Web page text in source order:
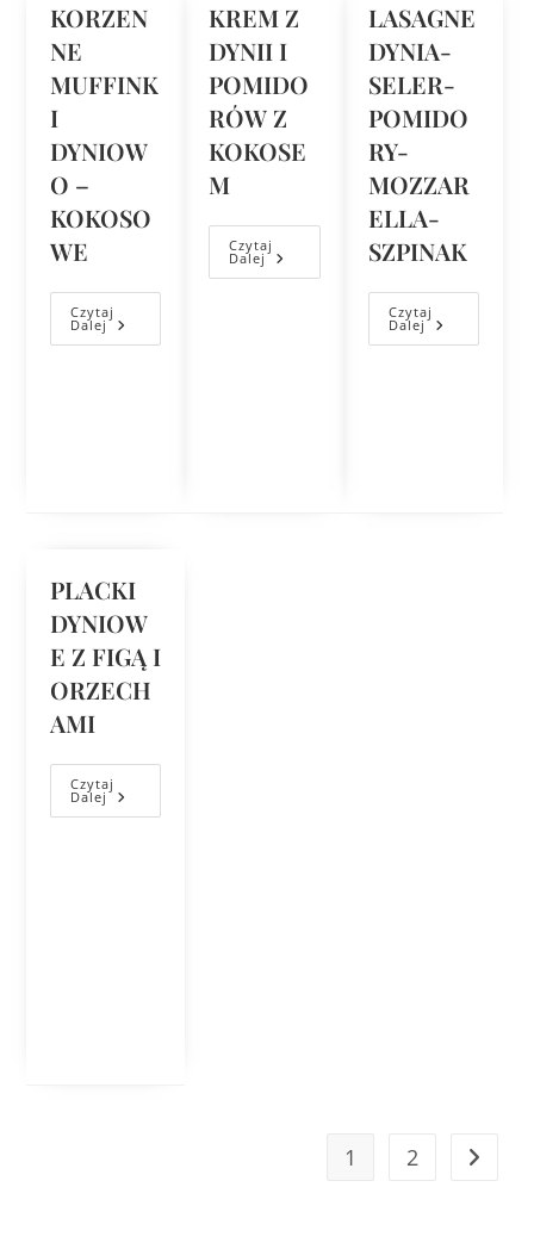
KORZEN
NE
MUFFINK
I
DYNIOW
O –
KOKOSO
WE
Czytaj
Dalej
KREM Z
DYNII I
POMIDO
RÓW Z
KOKOSE
M
Czytaj
Dalej
LASAGNE
DYNIA-
SELER-
POMIDO
RY-
MOZZAR
ELLA-
SZPINAK
Czytaj
Dalej
PLACKI
DYNIOW
E Z FIGĄ I
ORZECH
AMI
Czytaj
Dalej
1 2